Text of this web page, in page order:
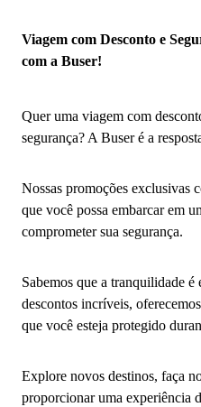
Viagem com Desconto e
com a Buser!
Quer uma viagem com
segurança? A Buser é a
Nossas promoções exclusivas
que você possa embarcar em
comprometer sua segurança.
Sabemos que a tranquilidade é
descontos incríveis,
que você esteja protegido
Explore novos destinos, faça
proporcionar uma experiência